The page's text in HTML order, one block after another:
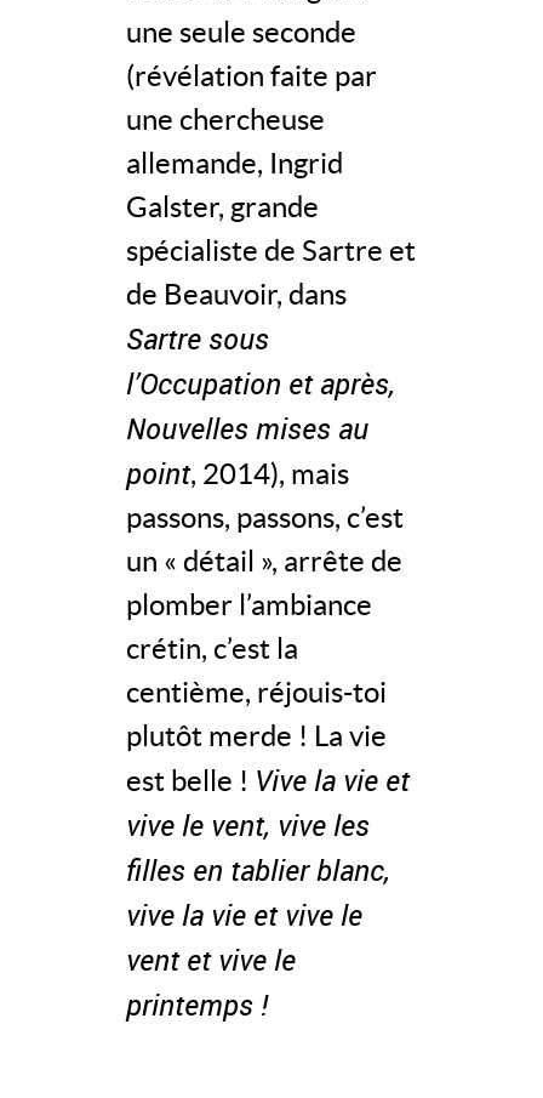
une seule seconde
(révélation faite par
une chercheuse
allemande, Ingrid
Galster, grande
spécialiste de Sartre et
de Beauvoir, dans
Sartre sous
l’Occupation et après,
Nouvelles mises au
point, 2014), mais
passons, passons, c’est
un « détail », arrête de
plomber l’ambiance
crétin, c’est la
centième, réjouis-toi
plutôt merde ! La vie
est belle ! Vive la vie et
vive le vent, vive les
filles en tablier blanc,
vive la vie et vive le
vent et vive le
printemps !